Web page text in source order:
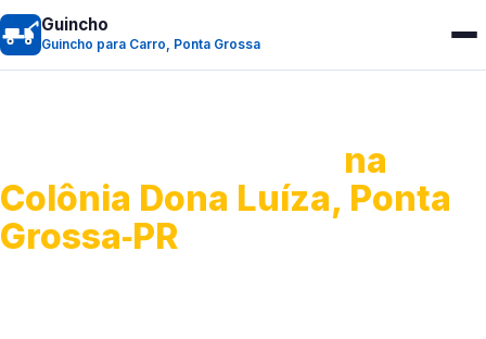
Guincho
Guincho para Carro, Ponta Grossa
na
Colônia Dona Luíza, Ponta
Grossa‑PR